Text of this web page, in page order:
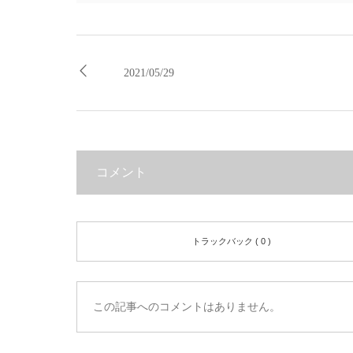
2021/05/29
コメント
トラックバック ( 0 )
この記事へのコメントはありません。